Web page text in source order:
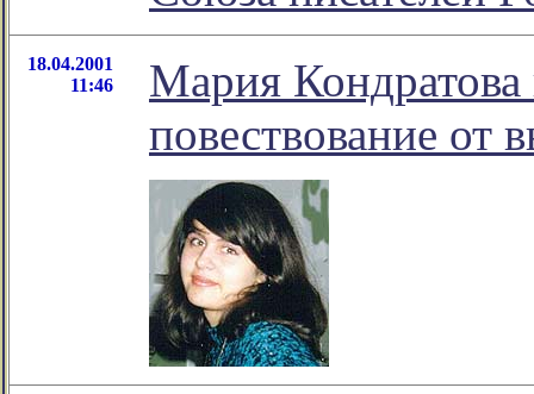
18.04.2001
11:46
Мария Кондратова
повествование от